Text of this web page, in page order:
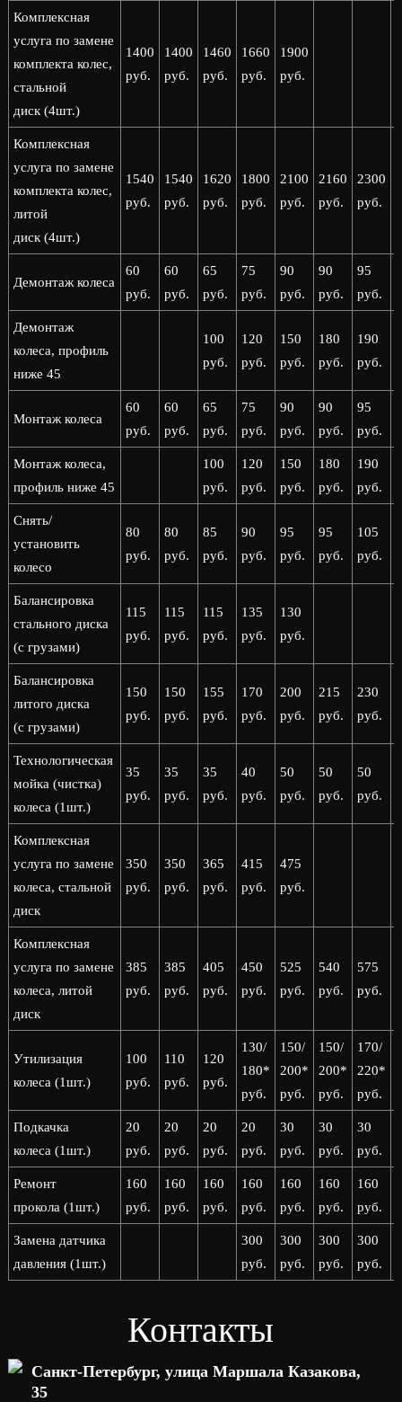
Комплексная
услуга по замене
комплекта колес,
стальной
диск (4шт.)
1400
руб.
1400
руб.
1460
руб.
1660
руб.
1900
руб.
Комплексная
услуга по замене
комплекта колес,
литой
диск (4шт.)
1540
руб.
1540
руб.
1620
руб.
1800
руб.
2100
руб.
2160
руб.
2300
руб.
Демонтаж колеса
60
руб.
60
руб.
65
руб.
75
руб.
90
руб.
90
руб.
95
руб.
Демонтаж
колеса, профиль
ниже 45
100
руб.
120
руб.
150
руб.
180
руб.
190
руб.
Монтаж колеса
60
руб.
60
руб.
65
руб.
75
руб.
90
руб.
90
руб.
95
руб.
Монтаж колеса,
профиль ниже 45
100
руб.
120
руб.
150
руб.
180
руб.
190
руб.
Снять/
установить
колесо
80
руб.
80
руб.
85
руб.
90
руб.
95
руб.
95
руб.
105
руб.
Балансировка
стального диска
(с грузами)
115
руб.
115
руб.
115
руб.
135
руб.
130
руб.
Балансировка
литого диска
(с грузами)
150
руб.
150
руб.
155
руб.
170
руб.
200
руб.
215
руб.
230
руб.
Технологическая
мойка (чистка)
колеса (1шт.)
35
руб.
35
руб.
35
руб.
40
руб.
50
руб.
50
руб.
50
руб.
Комплексная
услуга по замене
колеса, стальной
диск
350
руб.
350
руб.
365
руб.
415
руб.
475
руб.
Комплексная
услуга по замене
колеса, литой
диск
385
руб.
385
руб.
405
руб.
450
руб.
525
руб.
540
руб.
575
руб.
Утилизация
колеса (1шт.)
100
руб.
110
руб.
120
руб.
130/
180*
руб.
150/
200*
руб.
150/
200*
руб.
170/
220*
руб.
Подкачка
колеса (1шт.)
20
руб.
20
руб.
20
руб.
20
руб.
30
руб.
30
руб.
30
руб.
Ремонт
прокола (1шт.)
160
руб.
160
руб.
160
руб.
160
руб.
160
руб.
160
руб.
160
руб.
Замена датчика
давления (1шт.)
300
руб.
300
руб.
300
руб.
300
руб.
Контакты
Санкт-Петербург, улица Маршала Казакова,
35